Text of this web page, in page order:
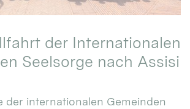
der Internationalen
Seelsorge nach Assisi
der internationalen Gemeinden